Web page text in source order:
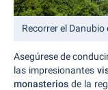
Recorrer el
Asegúrese de
las impresionantes
monasterios de la